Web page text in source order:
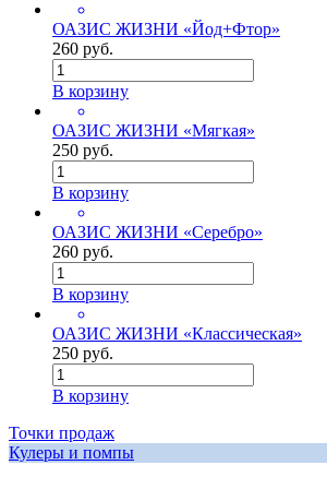
ОАЗИС ЖИЗНИ «Йод+Фтор»
260 руб.
В корзину
ОАЗИС ЖИЗНИ «Мягкая»
250 руб.
В корзину
ОАЗИС ЖИЗНИ «Серебро»
260 руб.
В корзину
ОАЗИС ЖИЗНИ «Классическая»
250 руб.
В корзину
Точки продаж
Кулеры и помпы